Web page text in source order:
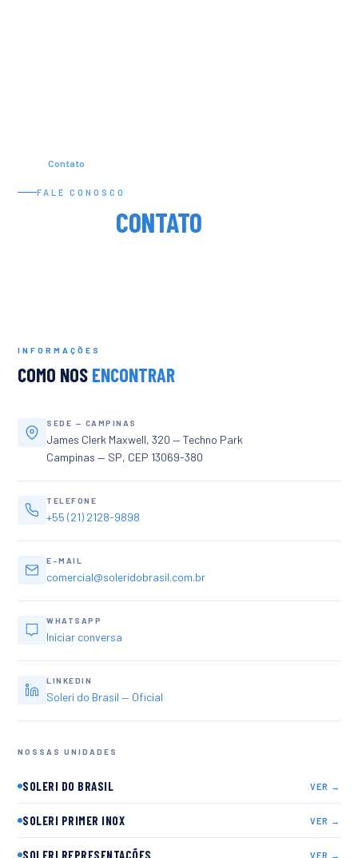
/Contato
FALE CONOSCO
CONTATO
INFORMAÇÕES
COMO NOS ENCONTRAR
SEDE — CAMPINAS
James Clerk Maxwell, 320 — Techno Park
Campinas — SP, CEP 13069-380
TELEFONE
+55 (21) 2128-9898
E-MAIL
comercial@soleridobrasil.com.br
WHATSAPP
Iniciar conversa
LINKEDIN
Soleri do Brasil — Oficial
NOSSAS UNIDADES
SOLERI DO BRASIL VER →
SOLERI PRIMER INOX VER →
SOLERI REPRESENTAÇÕES VER →